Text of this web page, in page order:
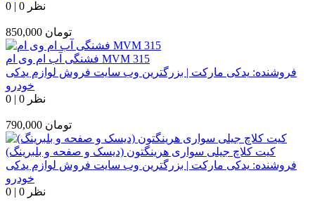
0 | 0 نظر
850,000 تومان
فشنگی آب ام وی ام MVM 315
فروشنده: یدکی مارکت | بزرگترین وب سایت فروش لوازم یدکی
خودرو
0 | 0 نظر
790,000 تومان
کیت کلاچ جیلی سواری هرینگتون (دیسک و صفحه و بلبرینگ)
فروشنده: یدکی مارکت | بزرگترین وب سایت فروش لوازم یدکی
خودرو
0 | 0 نظر